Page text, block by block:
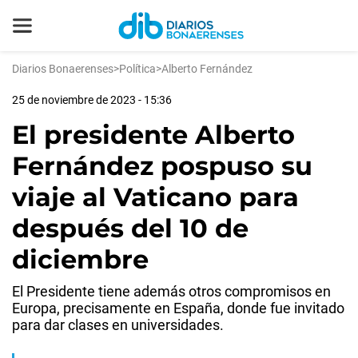
Diarios Bonaerenses>Política>Alberto Fernández
25 de noviembre de 2023 - 15:36
El presidente Alberto
Fernández pospuso su
viaje al Vaticano para
después del 10 de
diciembre
El Presidente tiene además otros compromisos en
Europa, precisamente en España, donde fue invitado
para dar clases en universidades.